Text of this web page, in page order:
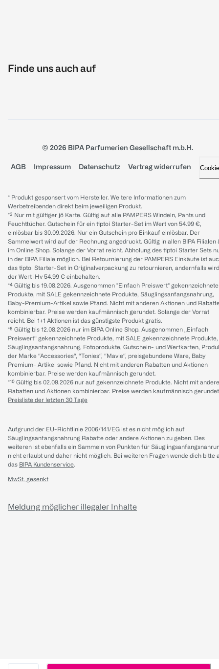
Finde uns auch auf
© 2026 BIPA Parfumerien Gesellschaft m.b.H.
AGB Impressum Datenschutz Vertrag widerrufen
* Produkt gesponsert vom Hersteller. Weitere Informationen zum
Werbetreibenden direkt beim jeweiligen Produkt.
*³ Nur mit gültiger jö Karte. Gültig auf alle PAMPERS Windeln, Pants und
Feuchttücher. Gutschein für ein tiptoi Starter-Set im Wert von 54.99 €,
einlösbar bis 30.09.2026. Nur ein Gutschein pro Einkauf einlösbar. Der
Sammelwert wird auf der Rechnung angedruckt. Gültig in allen BIPA Filialen
im Online Shop. Solange der Vorrat reicht. Abholung des tiptoi Starter Sets
in der BIPA Filiale möglich. Bei Retournierung der PAMPERS Einkäufe ist
das tiptoi Starter-Set in Originalverpackung zu retournieren, andernfalls wird
der Wert iHv 54.99 € einbehalten.
*⁴ Gültig bis 19.08.2026. Ausgenommen "Einfach Preiswert" gekennzeichnete
Produkte, mit SALE gekennzeichnete Produkte, Säuglingsanfangsnahrung,
Baby-Premium-Artikel sowie Pfand. Nicht mit anderen Aktionen und
kombinierbar. Preise werden kaufmännisch gerundet. Solange der Vorrat
reicht. Bei 1+1 Aktionen ist das günstigste Produkt gratis.
*⁸ Gültig bis 12.08.2026 nur im BIPA Online Shop. Ausgenommen „Einfach
Preiswert“ gekennzeichnete Produkte, mit SALE gekennzeichnete Produkte,
Säuglingsanfangsnahrung, Fotoprodukte, Gutschein- und Wertkarten,
der Marke “Accessories“, “Tonies“, “Mavie“, preisgebundene Ware, Baby
Premium- Artikel sowie Pfand. Nicht mit anderen Rabatten und Aktionen
kombinierbar. Preise werden kaufmännisch gerundet.
*¹⁰ Gültig bis 02.09.2026 nur auf gekennzeichnete Produkte. Nicht mit
Rabatten und Aktionen kombinierbar. Preise werden kaufmännisch
Preisliste der letzten 30 Tage
Aufgrund der EU-Richtlinie 2006/141/EG ist es nicht möglich auf
Säuglingsanfangsnahrung Rabatte oder andere Aktionen zu geben. Des
weiteren ist ebenfalls ein Sammeln von Punkten für
nicht erlaubt und daher nicht möglich. Bei weiteren Fragen wende dich bitte
das BIPA Kundenservice.
MwSt. gesenkt
Meldung möglicher illegaler Inhalte